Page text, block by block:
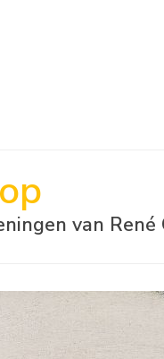
van René